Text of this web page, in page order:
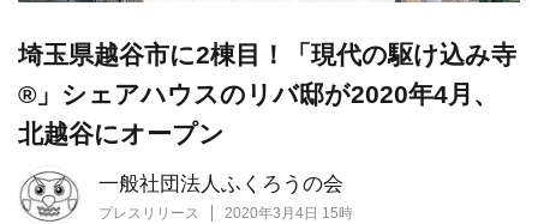
一般社団法人ふくろうの会
プレスリリース 2020年3月4日 15時
埼玉県越谷市に2棟目！「現代の駆け込み寺
®」シェアハウスのリバ邸が2020年4月、
北越谷にオープン